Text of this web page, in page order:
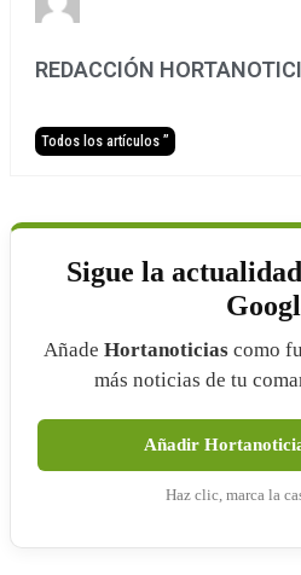
REDACCIÓN
Todos los artículos ”
Sigue la
Añade Hortanoticias como
más noticias de tu
Añadir
Haz clic, marca la